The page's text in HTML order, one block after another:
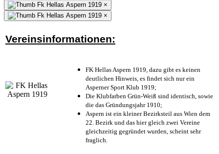
×
×
Vereinsinformationen:
FK Hellas Aspern 1919, dazu gibt es keinen
deutlichen Hinweis, es findet sich nur ein
Asperner Sport Klub 1919;
Die Klubfarben Grün-Weiß sind identisch, sowie
die das Gründungsjahr 1910;
Aspern ist ein kleiner Bezirksteil aus Wien dem
22. Bezirk und das hier gleich zwei Vereine
gleichzeitig gegründet wurden, scheint sehr
fraglich.